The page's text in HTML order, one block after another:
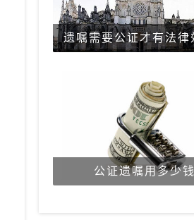
公证遗嘱用多少钱